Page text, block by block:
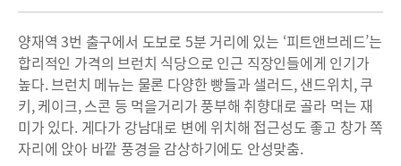
양재역 3번 출구에서 도보로 5분 거리에 있는 ‘피트앤브레드’는
합리적인 가격의 브런치 식당으로 인근 직장인들에게 인기가
높다. 브런치 메뉴는 물론 다양한 빵들과 샐러드, 샌드위치, 쿠
키, 케이크, 스콘 등 먹을거리가 풍부해 취향대로 골라 먹는 재
미가 있다. 게다가 강남대로 변에 위치해 접근성도 좋고 창가 쪽
자리에 앉아 바깥 풍경을 감상하기에도 안성맞춤.